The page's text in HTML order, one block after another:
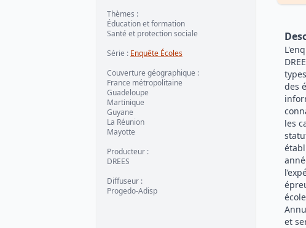
Thèmes :
Éducation et formation
Santé et protection sociale
Série : Enquête Écoles
Couverture géographique :
France métropolitaine
Guadeloupe
Martinique
Guyane
La Réunion
Mayotte
Producteur :
DREES
Diffuseur :
Progedo-Adisp
des
les
et